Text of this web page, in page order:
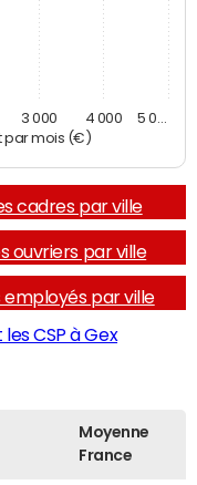
par mois (€)
3 000 4 000 5 0…
cadres par ville
ouvriers par ville
employés par ville
CSP à Gex
Moyenne
France